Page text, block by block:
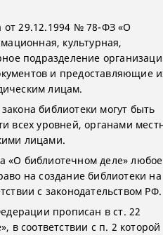
от 29.12.1994 № 78-ФЗ «О
культурная,
подразделение
и предоставляющие
лицам.
библиотеки могут быть
всех уровней, органами
лицами.
«О библиотечном деле» любое
на создание библиотеки на
с законодательством РФ.
прописан в ст. 22
в соответствии с п. 2 которой